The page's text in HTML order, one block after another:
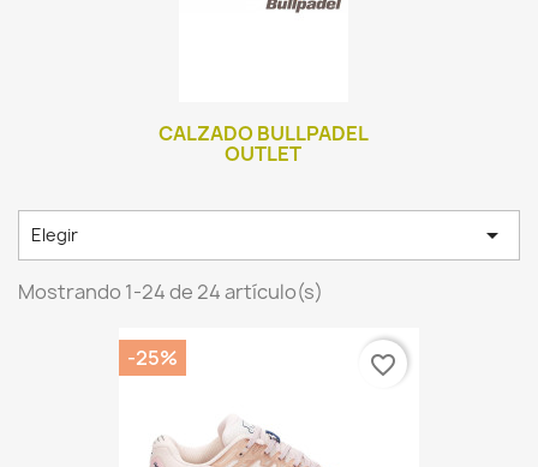
CALZADO BULLPADEL
OUTLET
Elegir 
Mostrando 1-24 de 24 artículo(s)
-25% favorite_border